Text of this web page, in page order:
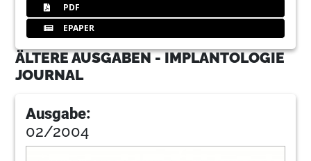
PDF
EPAPER
ÄLTERE AUSGABEN - IMPLANTOLOGIE
JOURNAL
Ausgabe:
02/2004